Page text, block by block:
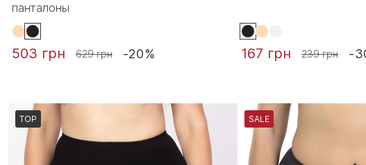
панталоны
503 грн 629 грн -20% 167 грн 239 грн -
TOP SALE